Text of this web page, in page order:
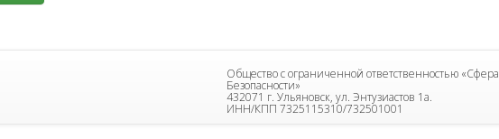
Общество с ограниченной ответственностью «Сфера
Безопасности»
432071 г. Ульяновск, ул. Энтузиастов 1а.
ИНН/КПП 7325115310/732501001